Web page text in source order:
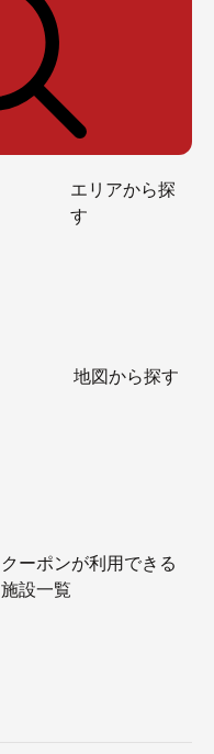
エリアから探
す
地図から探す
クーポンが利用できる
施設一覧